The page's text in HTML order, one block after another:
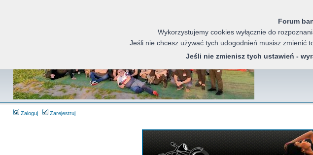
Zaloguj Zarejestruj
Forum
Wykorzystujemy cookies wyłącznie do
Jeśli nie chcesz używać tych udogodnień musisz zmienić
Jeśli nie zmienisz tych ustawień -